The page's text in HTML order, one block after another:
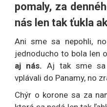
pomaly, za
nás len tak ťukla
Ani sme sa nepohli,
jednoducho to bola len
aj nás. Aj tak sme sa
vplávali do Panamy, no
Chýr o korone sa za